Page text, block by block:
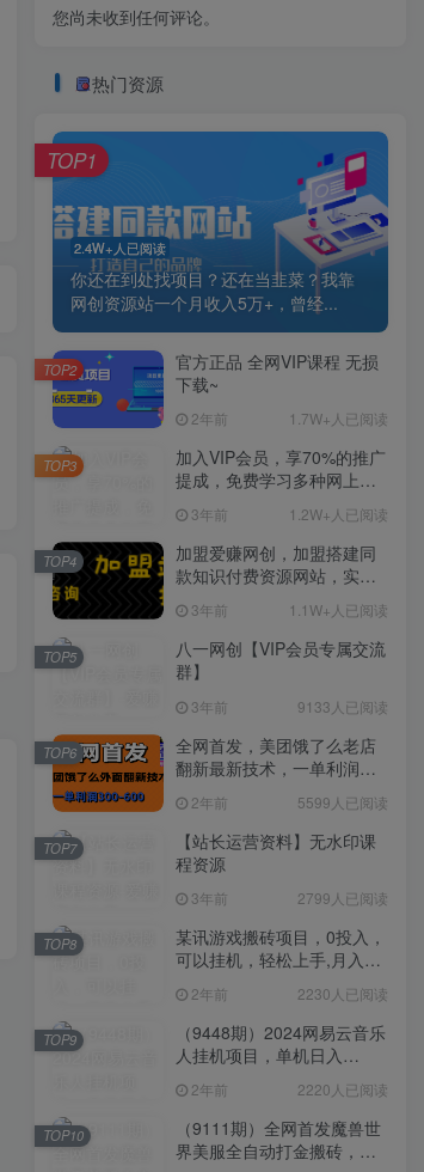
（9448期）2024网易云音乐人挂机项目，单机日入150+，无脑月入5000+
30天引爆同城流量，上万家实体店实战营销经验大佬手把手教你抖音同城实体店引流
您尚未收到任何评论。
热门资源
2.4W+人已阅读
你还在到处找项目？还在当韭菜？我靠
网创资源站一个月收入5万+，曾经...
TOP1
官方正品 全网VIP课程 无损
下载~
2年前 1.7W+人已阅读
TOP2
加入VIP会员，享70%的推广
提成，免费学习多种网上创
3年前 1.2W+人已阅读
TOP3
加盟爱赚网创，加盟搭建同
款知识付费资源网站，实现
3年前 1.1W+人已阅读
TOP4
八一网创【VIP会员专属交流
群】
3年前 9133人已阅读
TOP5
全网首发，美团饿了么老店
翻新最新技术，一单利润
2年前 5599人已阅读
TOP6
【站长运营资料】无水印课
程资源
3年前 2799人已阅读
TOP7
某讯游戏搬砖项目，0投入，
可以挂机，轻松上手,月入
2年前 2230人已阅读
TOP8
（9448期）2024网易云音乐
人挂机项目，单机日入
2年前 2220人已阅读
TOP9
（9111期）全网首发魔兽世
界美服全自动打金搬砖，日
TOP10